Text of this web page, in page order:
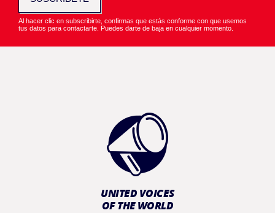
Al hacer clic en subscribirte, confirmas que estás conforme con que usemos
tus datos para contactarte. Puedes darte de baja en cualquier momento.
UNITED VOICES
OF THE WORLD